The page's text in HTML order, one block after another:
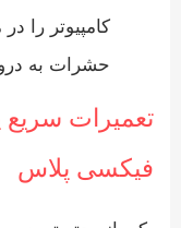
کامپیوتر را
حشرات به
تعمیرات سریع
فیکسی پلاس